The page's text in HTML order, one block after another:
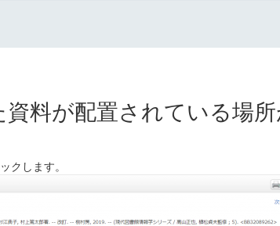
資料が配置されている場
クします。